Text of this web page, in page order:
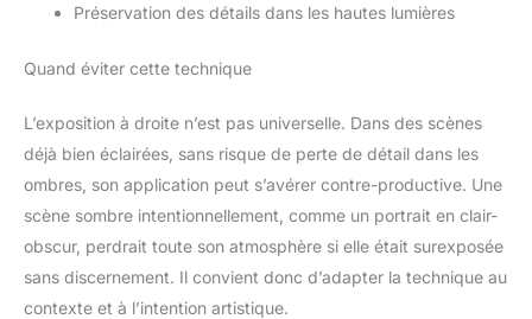
Préservation des détails dans les hautes lumières
Quand éviter cette technique
L’exposition à droite n’est pas universelle. Dans des scènes
déjà bien éclairées, sans risque de perte de détail dans les
ombres, son application peut s’avérer contre-productive. Une
scène sombre intentionnellement, comme un portrait en clair-
obscur, perdrait toute son atmosphère si elle était surexposée
sans discernement. Il convient donc d’adapter la technique au
contexte et à l’intention artistique.